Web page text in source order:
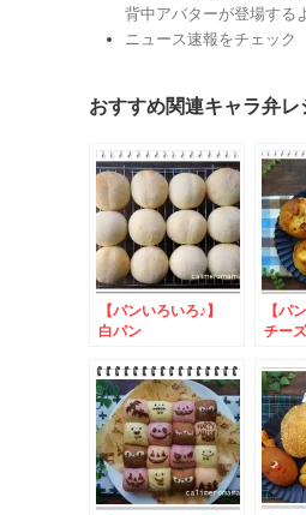
背中アバターが登場する
ニュース速報をチェック
おすすめ関連キャラ弁レ
【パンいろいろ♪】
白パン
【パ
チー